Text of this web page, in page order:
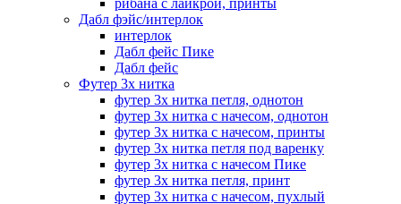
рибана с лайкрой, принты
Дабл фэйс/интерлок
интерлок
Дабл фейс Пике
Дабл фейс
Футер 3х нитка
футер 3х нитка петля, однотон
футер 3х нитка с начесом, однотон
футер 3х нитка с начесом, принты
футер 3х нитка петля под варенку
футер 3х нитка с начесом Пике
футер 3х нитка петля, принт
футер 3х нитка с начесом, пухлый